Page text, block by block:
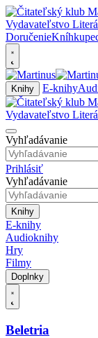
Doručenie
Knihy E-knihy
Vyhľadávanie
Prihlásiť
Vyhľadávanie
Knihy
E-knihy
Audioknihy
Hry
Filmy
Doplnky
Beletria